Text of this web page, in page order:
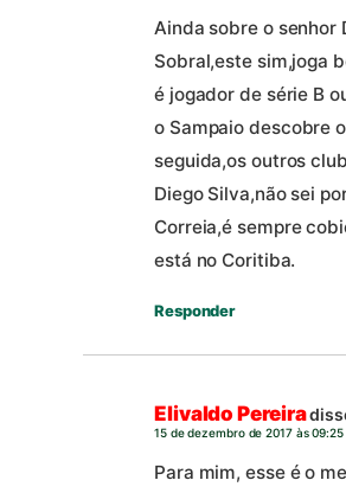
Ainda sobre o senhor
Sobral,este sim,joga
é jogador de série B
o Sampaio descobre
seguida,os outros
Diego Silva,não sei
Correia,é sempre
está no Coritiba.
Responder
Elivaldo Pereira
15 de dezembro de 2017 às 09:25
Para mim, esse é o